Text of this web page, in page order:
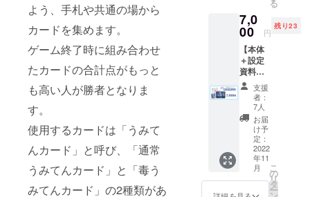
よう、手札や共通の場から
カードを集めます。
ゲーム終了時に組み合わせ
たカードの合計点がもっと
も高い人が勝者となりま
す。
使用するカードは「うみて
んカード」と呼び、「通常
うみてんカード」と「毒う
みてんカード」の2種類があ
負担い
たしま
す
です。
既存の
カード
と差し
替えて
お遊び
くださ
い。 ・
あんも
ないと
×9枚 ・
しーら
かんす
×9枚 ・
めがろ
どん×6
枚 （め
る
7,0
00 円
残り23
【本体
＋設定
資料
集】
『ぼく
らのう
み』本
体1セッ
トと設
定資料
集1冊を
お送り
する
セット
支援
者：
7人
お届
け予
定：
2022
年11
月
こ
の
リ
タ
ー